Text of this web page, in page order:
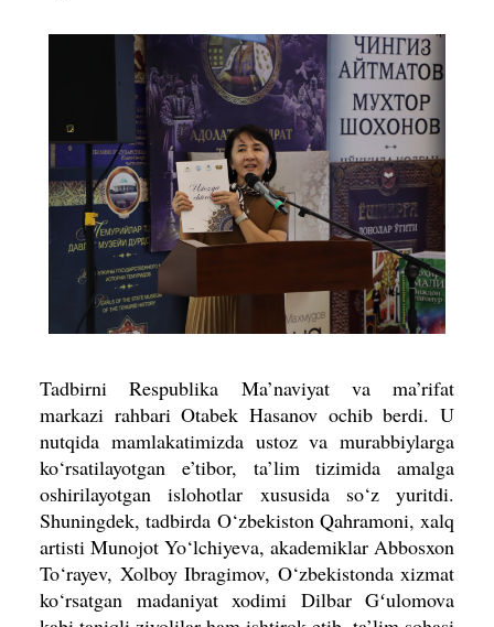
Tadbirni Respublika Ma’naviyat va ma’rifat
markazi rahbari Otabek Hasanov ochib berdi. U
nutqida mamlakatimizda ustoz va murabbiylarga
ko‘rsatilayotgan e’tibor, ta’lim tizimida amalga
oshirilayotgan islohotlar xususida so‘z yuritdi.
Shuningdek, tadbirda O‘zbekiston Qahramoni, xalq
artisti Munojot Yo‘lchiyeva, akademiklar Abbosxon
To‘rayev, Xolboy Ibragimov, O‘zbekistonda xizmat
ko‘rsatgan madaniyat xodimi Dilbar Gʻulomova